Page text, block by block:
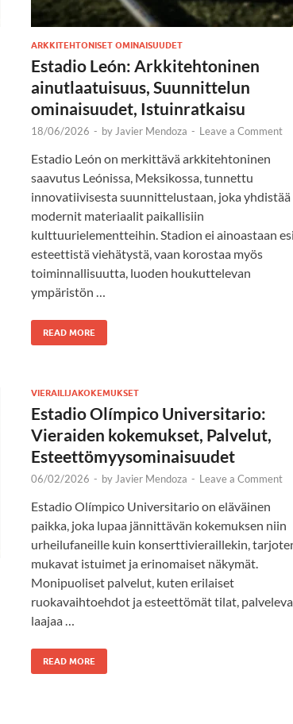
ARKKITEHTONISET OMINAISUUDET
Estadio León: Arkkitehtoninen
ainutlaatuisuus, Suunnittelun
ominaisuudet, Istuinratkaisu
18/06/2026 - by Javier Mendoza - Leave a Comment
Estadio León on merkittävä arkkitehtoninen
saavutus Leónissa, Meksikossa, tunnettu
innovatiivisesta suunnittelustaan, joka yhdistää
modernit materiaalit paikallisiin
kulttuurielementteihin. Stadion ei ainoastaan
esteettistä viehätystä, vaan korostaa myös
toiminnallisuutta, luoden houkuttelevan
ympäristön …
READ MORE
VIERAILIJAKOKEMUKSET
Estadio Olímpico Universitario:
Vieraiden kokemukset, Palvelut,
Esteettömyysominaisuudet
06/02/2026 - by Javier Mendoza - Leave a Comment
Estadio Olímpico Universitario on eläväinen
paikka, joka lupaa jännittävän kokemuksen niin
urheilufaneille kuin konserttivieraillekin,
mukavat istuimet ja erinomaiset näkymät.
Monipuoliset palvelut, kuten erilaiset
ruokavaihtoehdot ja esteettömät tilat,
laajaa …
READ MORE